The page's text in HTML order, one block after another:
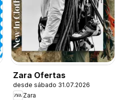
Zara Ofertas
desde sábado 31.07.2026
Zara